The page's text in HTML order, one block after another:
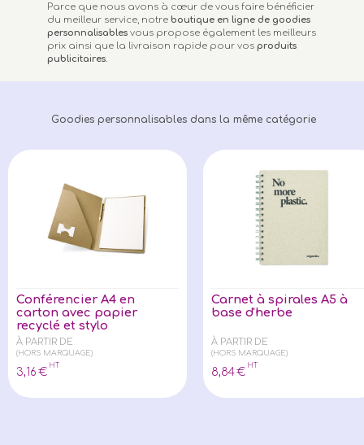
Parce que nous avons à cœur de vous faire bénéficier
du meilleur service, notreboutique en ligne de goodies
personnalisables vous propose également les meilleurs
prix ainsi que la livraison rapide pour vos produits
publicitaires.
Goodies personnalisables dans la même catégorie
Conférencier A4 en
carton avec papier
recyclé et stylo
À PARTIR DE
(HORS MARQUAGE)
3,16 €
HT
Carnet à spirales A5 à
base d'herbe
À PARTIR DE
(HORS MARQUAGE)
8,84€
HT